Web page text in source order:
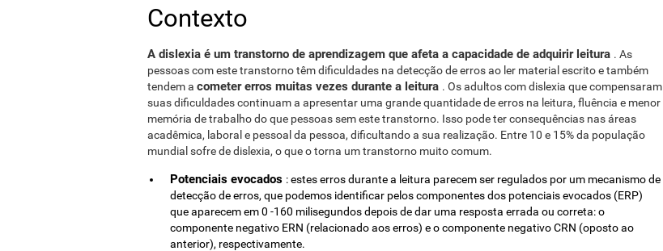
Contexto
A dislexia é um transtorno de aprendizagem que afeta a capacidade de adquirir leitura . As
pessoas com este transtorno têmdificuldades na detecção de erros ao ler material escrito e também
tendem a cometer erros muitas vezes durante a leitura . Os adultos com dislexia que compensaram
suas dificuldades continuam a apresentar uma grande quantidade de erros na leitura, fluência e menor
memória de trabalho do que pessoas sem este transtorno. Isso pode ter consequências nas áreas
acadêmica, laboral e pessoal da pessoa, dificultando a sua realização. Entre 10 e 15% da população
mundial sofre de dislexia, o que o torna um transtorno muito comum.
Potenciais evocados : estes erros durante a leitura parecem ser regulados por um mecanismo de
detecção de erros, que podemos identificar pelos componentes dos potenciais evocados (ERP)
que aparecem em 0 -160 milisegundos depois de dar uma resposta errada ou correta: o
componente negativo ERN (relacionado aos erros) e o componente negativo CRN (oposto ao
anterior), respectivamente.